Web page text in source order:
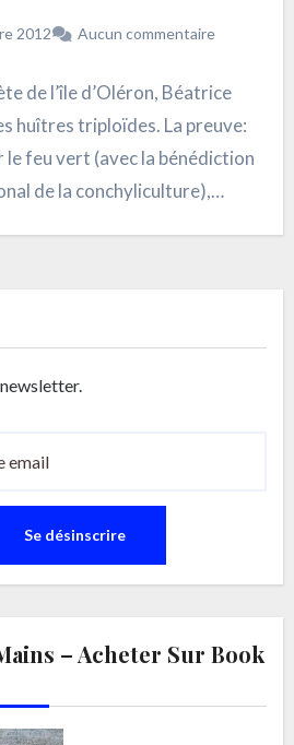
2012 Aucun commentaire
de l’île d’Oléron, Béatrice
huîtres triploïdes. La preuve:
le feu vert (avec la bénédiction
de la conchyliculture),…
– Acheter Sur Book